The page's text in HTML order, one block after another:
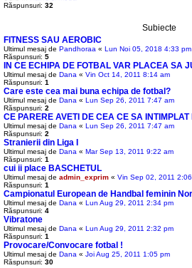
Răspunsuri: 32
Subiecte
FITNESS SAU AEROBIC
Ultimul mesaj de Pandhoraa « Lun Noi 05, 2018 4:33 pm
Răspunsuri: 5
IN CE ECHIPA DE FOTBAL VAR PLACEA SA
Ultimul mesaj de Dana « Vin Oct 14, 2011 8:14 am
Răspunsuri: 1
Care este cea mai buna echipa de fotbal?
Ultimul mesaj de Dana « Lun Sep 26, 2011 7:47 am
Răspunsuri: 2
CE PARERE AVETI DE CEA CE SA
Ultimul mesaj de Dana « Lun Sep 26, 2011 7:47 am
Răspunsuri: 2
Stranierii din Liga I
Ultimul mesaj de Dana « Mar Sep 13, 2011 9:22 am
Răspunsuri: 1
cui ii place BASCHETUL
Ultimul mesaj de admin_exprim « Vin Sep 02, 2011
Răspunsuri: 1
Campionatul European de Handbal feminin
Ultimul mesaj de Dana « Lun Aug 29, 2011 2:34 pm
Răspunsuri: 4
Vibratone
Ultimul mesaj de Dana « Lun Aug 29, 2011 2:32 pm
Răspunsuri: 1
Provocare/Convocare fotbal !
Ultimul mesaj de Dana « Joi Aug 25, 2011 1:05 pm
Răspunsuri: 30